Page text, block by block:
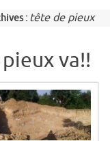
: tête de pieux
va!!